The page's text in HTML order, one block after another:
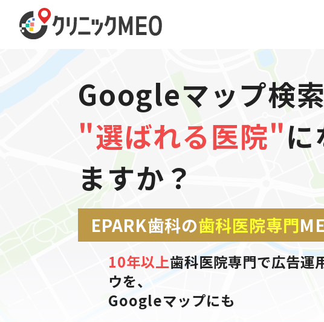
Googleマップ検索
"選ばれる医院"
ますか？
EPARK歯科の歯科医院専門
10年以上歯科医院専門で広告運
ウを、
Googleマップにも